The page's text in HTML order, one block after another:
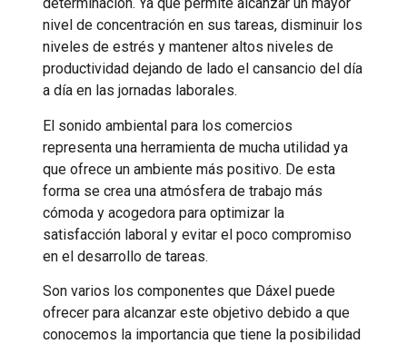
nivel de concentración en sus tareas, disminuir los
niveles de estrés y mantener altos niveles de
productividad dejando de lado el cansancio del día
a día en las jornadas laborales.
El sonido ambiental para los comercios
representa una herramienta de mucha utilidad ya
que ofrece un ambiente más positivo. De esta
forma se crea una atmósfera de trabajo más
cómoda y acogedora para optimizar la
satisfacción laboral y evitar el poco compromiso
en el desarrollo de tareas.
Son varios los componentes que Dáxel puede
ofrecer para alcanzar este objetivo debido a que
conocemos la importancia que tiene la posibilidad